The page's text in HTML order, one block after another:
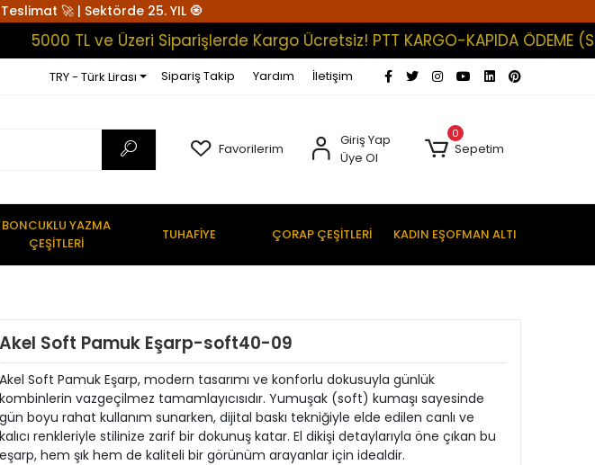
🚀 | Sektörde 25. YIL 🧿
TL ve Üzeri Siparişlerde Kargo Ücretsiz! PTT KARGO-KAPIDA ÖDEME
TRY - Türk Lirası Sipariş Takip Yardım İletişim
Favorilerim
Giriş Yap
Üye Ol
0
Sepetim
BONCUKLU YAZMA
ÇEŞİTLERİ
TUHAFİYE ÇORAP ÇEŞİTLERİ KADIN EŞOFMAN ALTI
Akel Soft Pamuk Eşarp-soft40-09
Akel Soft Pamuk Eşarp, modern tasarımı ve konforlu dokusuyla günlük
kombinlerin vazgeçilmez tamamlayıcısıdır. Yumuşak (soft) kumaşı sayesinde
gün boyu rahat kullanım sunarken, dijital baskı tekniğiyle elde edilen canlı ve
kalıcı renkleriyle stilinize zarif bir dokunuş katar. El dikişi detaylarıyla öne çıkan bu
eşarp, hem şık hem de kaliteli bir görünüm arayanlar için idealdir.